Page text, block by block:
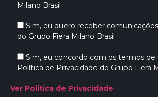
Milano Brasil
Sim, eu quero receber
do Grupo Fiera Milano Brasil
Sim, eu concordo com os termos de
Política de Privacidade do Grupo Fiera
Ver Política de Privacidade